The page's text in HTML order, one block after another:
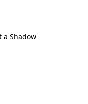
a Shadow